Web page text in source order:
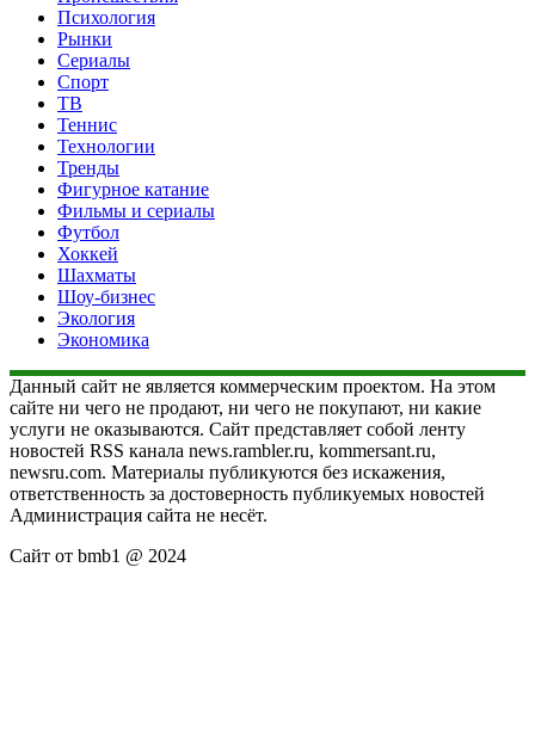
Психология
Рынки
Сериалы
Спорт
ТВ
Теннис
Технологии
Тренды
Фигурное катание
Фильмы и сериалы
Футбол
Хоккей
Шахматы
Шоу-бизнес
Экология
Экономика
Данный сайт не является коммерческим проектом. На этом
сайте ни чего не продают, ни чего не покупают, ни какие
услуги не оказываются. Сайт представляет собой ленту
новостей RSS канала news.rambler.ru, kommersant.ru,
newsru.com. Материалы публикуются без искажения,
ответственность за достоверность публикуемых новостей
Администрация сайта не несёт.
Сайт от bmb1 @ 2024